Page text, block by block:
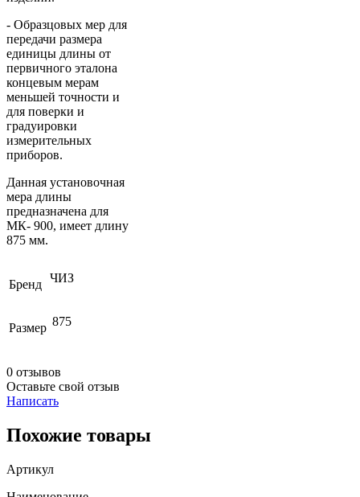
- Образцовых мер для
передачи размера
единицы длины от
первичного эталона
концевым мерам
меньшей точности и
для поверки и
градуировки
измерительных
приборов.
Данная установочная
мера длины
предназначена для
МК- 900, имеет длину
875 мм.
Бренд ЧИЗ
Размер 875
0 отзывов
Оставьте свой отзыв
Написать
Похожие товары
Артикул